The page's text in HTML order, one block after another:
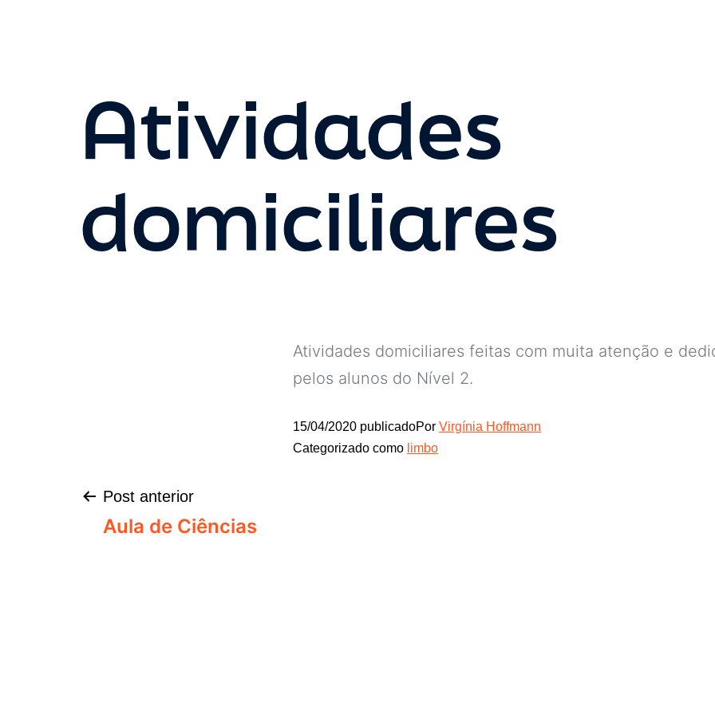
Atividades
domiciliares
Atividades domiciliares feitas com muita atenção e
pelos alunos do Nível 2.
15/04/2020 publicadoPor Virgínia Hoffmann
Categorizado como limbo
Post anterior
Aula de Ciências